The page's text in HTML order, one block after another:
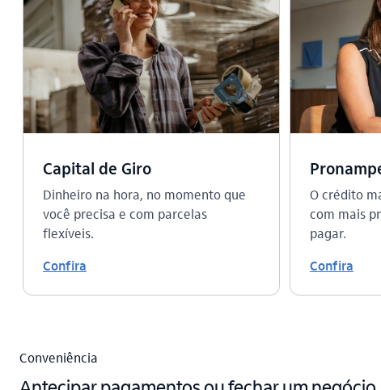
Capital de Giro
Dinheiro na hora, no momento que
você precisa e com parcelas
flexíveis.
Confira
O crédito
com mais
pagar.
Confira
Conveniência